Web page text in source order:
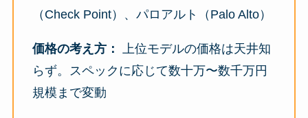
（Check Point）、パロアルト（Palo Alto）
価格の考え方：
上位モデルの価格は天井知
らず。スペックに応じて数十万〜数千万円
規模まで変動